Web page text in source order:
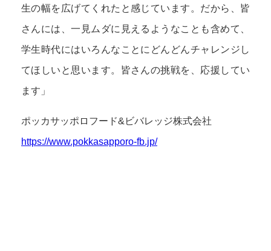
生の幅を広げてくれたと感じています。だから、皆
さんには、一見ムダに見えるようなことも含めて、
学生時代にはいろんなことにどんどんチャレンジし
てほしいと思います。皆さんの挑戦を、応援してい
ます」
ポッカサッポロフード&ビバレッジ株式会社
https://www.pokkasapporo-fb.jp/